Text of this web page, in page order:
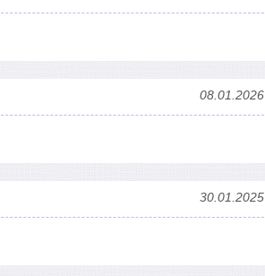
08.01.2026
30.01.2025